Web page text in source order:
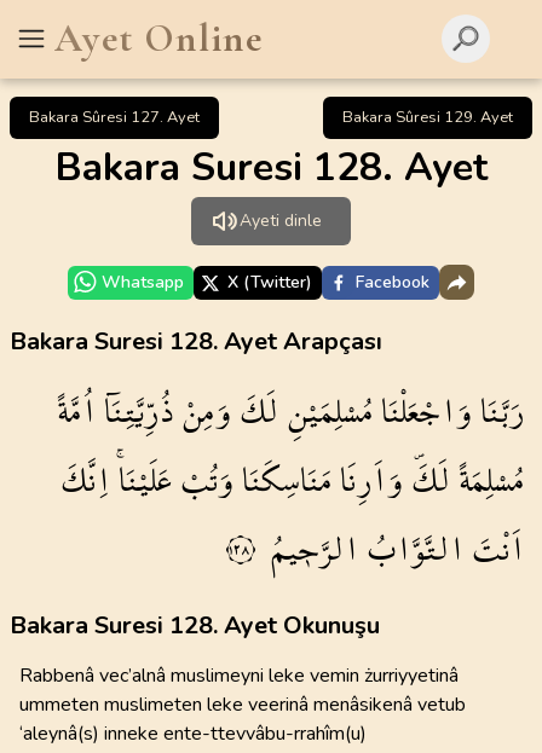
Ayet Online
Bakara Sûresi 127. Ayet Bakara Sûresi 129. Ayet
Bakara Suresi 128. Ayet
Ayeti dinle
Whatsapp X (Twitter) Facebook
Bakara Suresi 128. Ayet Arapçası
رَبَّنَاوَاجْعَلْنَامُسْلِمَيْنِلَكَوَمِنْذُرِّيَّتِنَٓااُمَّةً
مُسْلِمَةًلَكَۖوَاَرِنَامَنَاسِكَنَاوَتُبْعَلَيْنَاۚاِنَّكَ
اَنْتَالتَّوَّابُالرَّح۪يمُ ١٢٨
Bakara Suresi 128. Ayet Okunuşu
Rabbenâ vec’alnâ muslimeyni leke vemin żurriyyetinâ
ummeten muslimeten leke veerinâ menâsikenâ vetub
‘aleynâ(s) inneke ente-ttevvâbu-rrahîm(u)